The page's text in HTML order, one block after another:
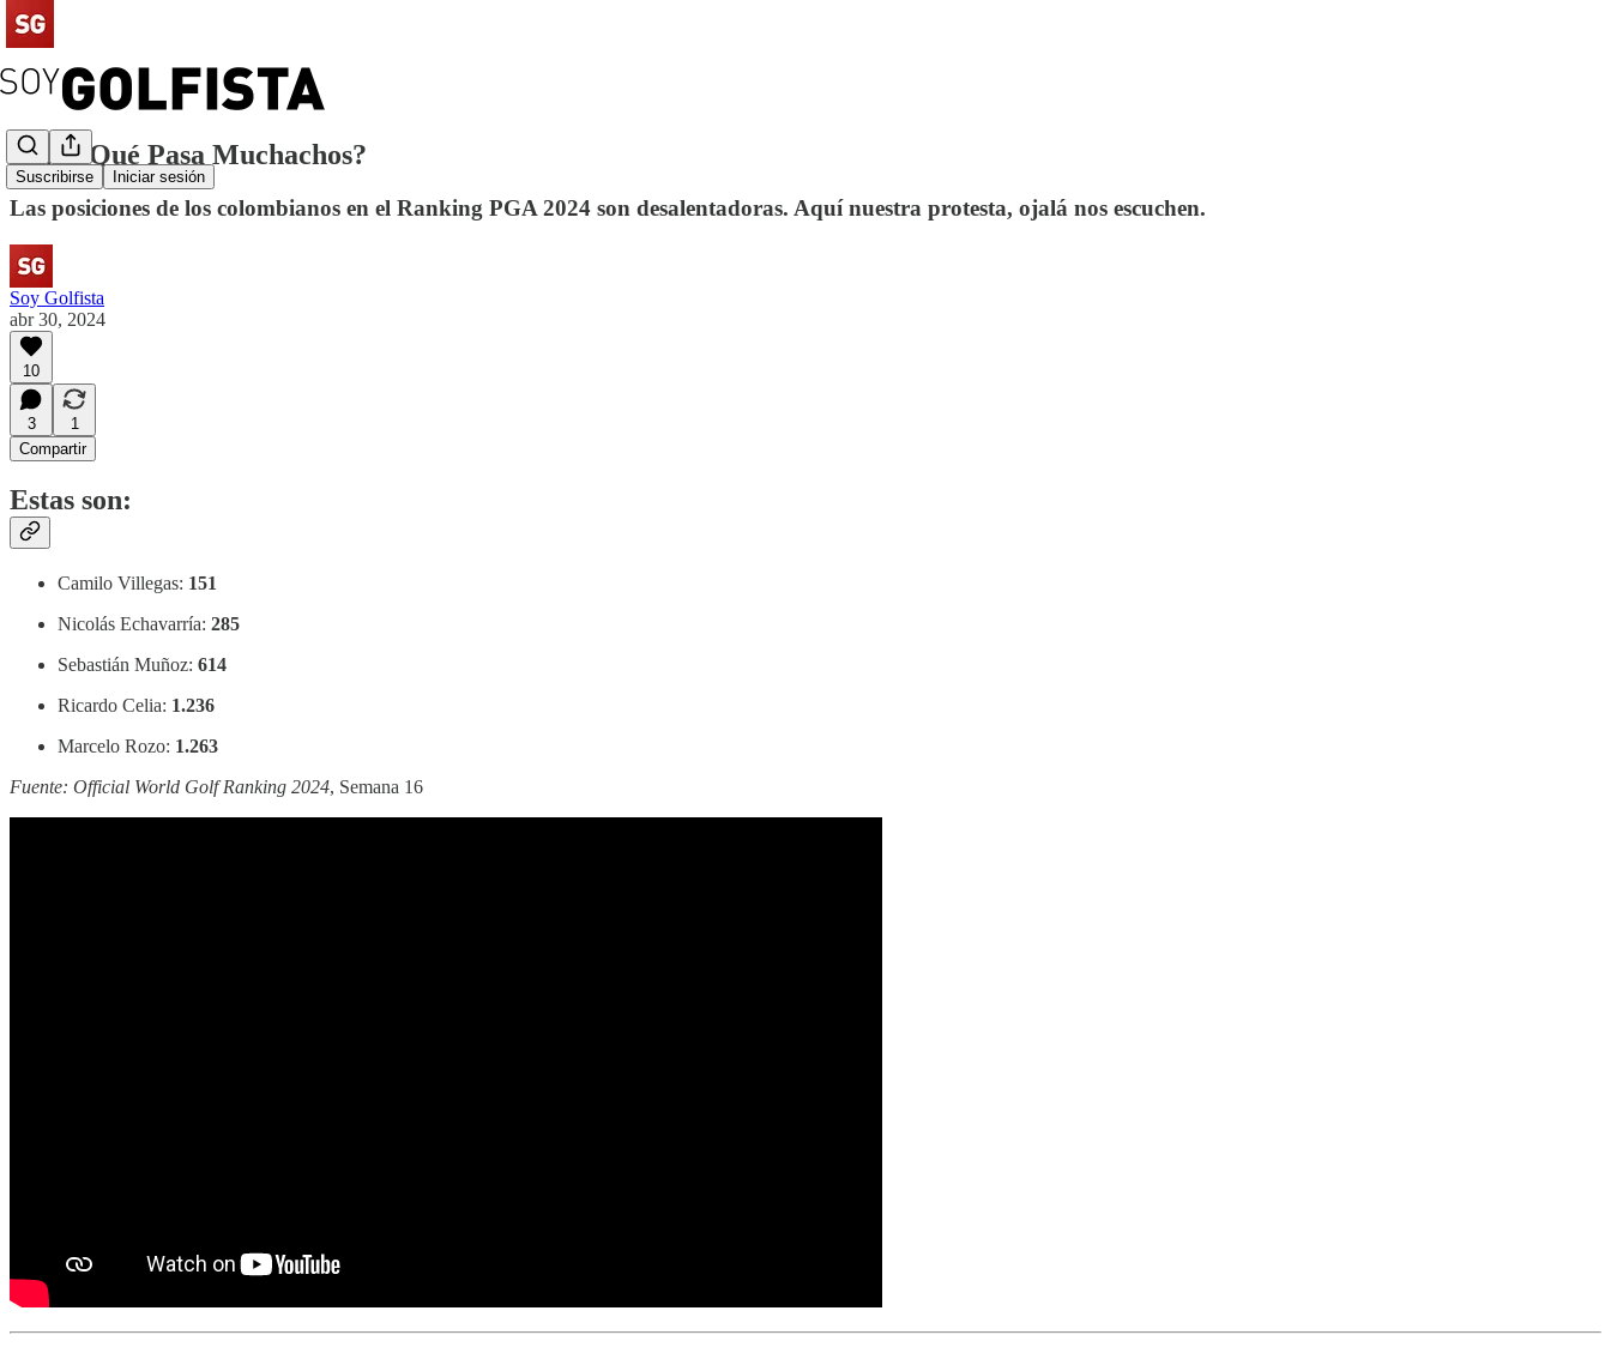
Suscribirse Iniciar sesión
#141 ¿Qué Pasa Muchachos?
Las posiciones de los colombianos en el Ranking PGA 2024 son desalentadoras. Aquí nuestra protesta, ojalá nos escuchen.
Soy Golfista
abr 30, 2024
10
3
1
Compartir
Estas son:
Camilo Villegas: 151
Nicolás Echavarría: 285
Sebastián Muñoz: 614
Ricardo Celia: 1.236
Marcelo Rozo: 1.263
Fuente: Official World Golf Ranking 2024, Semana 16